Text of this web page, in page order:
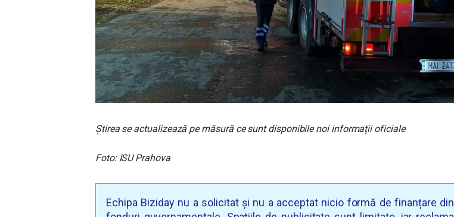
Știrea se actualizează pe măsură ce sunt disponibile noi informații oficiale
Foto: ISU Prahova
Echipa Biziday nu a solicitat și nu a acceptat nicio formă de finanțare din